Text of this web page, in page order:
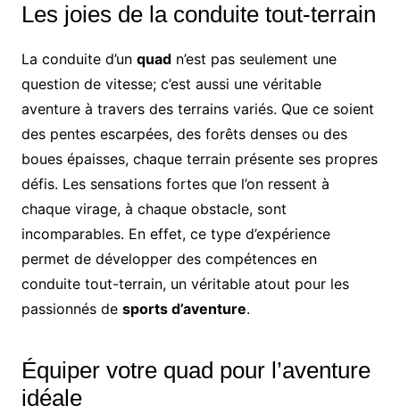
Les joies de la conduite tout-terrain
La conduite d’un quadn’est pas seulement une
question de vitesse; c’est aussi une véritable
aventure à travers des terrains variés. Que ce soient
des pentes escarpées, des forêts denses ou des
boues épaisses, chaque terrain présente ses propres
défis. Les sensations fortes que l’on ressent à
chaque virage, à chaque obstacle, sont
incomparables. En effet, ce type d’expérience
permet de développer des compétences en
conduite tout-terrain, un véritable atout pour les
passionnés de sports d’aventure.
Équiper votre quad pour l’aventure
idéale